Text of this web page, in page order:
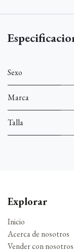
Sexo
Marca
Talla
Explorar
Inicio
Acerca de nosotros
Vender con nosotros